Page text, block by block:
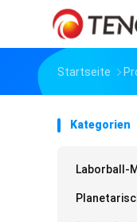
Startseite
Kategorien
Laborball-